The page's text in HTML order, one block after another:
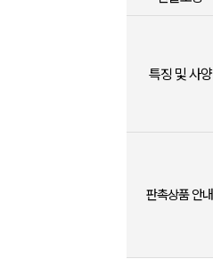
특징 및 사양
판촉상품 안내